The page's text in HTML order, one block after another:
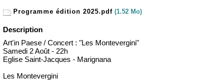
Programme édition 2025.pdf (1.52 Mo)
Description
Art'in Paese / Concert : "Les Montevergini"
Samedi 2 Août - 22h
Eglise Saint-Jacques - Marignana
Les Montevergini